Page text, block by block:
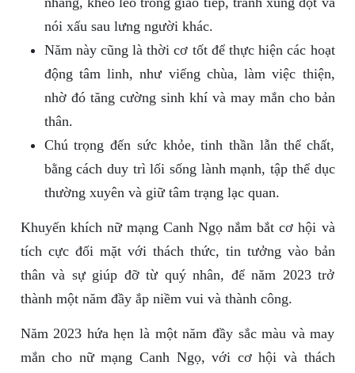
nói xấu sau lưng người khác.
Năm này cũng là thời cơ tốt để thực hiện các hoạt
động tâm linh, như viếng chùa, làm việc thiện,
nhờ đó tăng cường sinh khí và may mắn cho bản
thân.
Chú trọng đến sức khỏe, tinh thần lẫn thể chất,
bằng cách duy trì lối sống lành mạnh, tập thể dục
thường xuyên và giữ tâm trạng lạc quan.
Khuyến khích nữ mạng Canh Ngọ nắm bắt cơ hội và
tích cực đối mặt với thách thức, tin tưởng vào bản
thân và sự giúp đỡ từ quý nhân, để năm 2023 trở
thành một năm đầy ắp niềm vui và thành công.
Năm 2023 hứa hẹn là một năm đầy sắc màu và may
mắn cho nữ mạng Canh Ngọ, với cơ hội và thách